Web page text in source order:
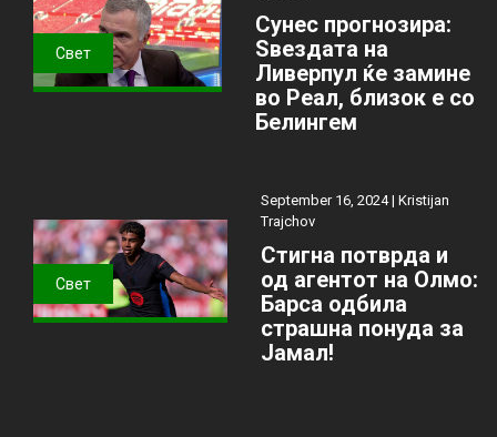
Свет
Сунес прогнозира:
Ѕвездата на
Ливерпул ќе замине
во Реал, близок е со
Белингем
Свет
September 16, 2024 | Kristijan
Trajchov
Стигна потврда и
од агентот на Олмо:
Барса одбила
страшна понуда за
Јамал!